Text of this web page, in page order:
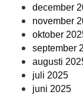
december
november
oktober
september
augusti
juli 2025
juni 2025